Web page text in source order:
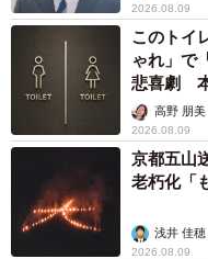
2026.08.09
このトイ
ゃれ」で
悲喜劇
く…高野 朋美
2026.08.09
京都五山
老朽化「
浅井 佳穂
2026.08.09